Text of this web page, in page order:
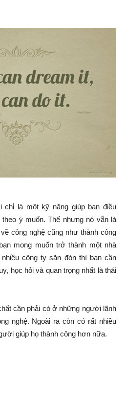
chỉ là một kỹ năng giúp bạn điều
ý muốn. Thế nhưng nó vẫn là
công nghệ cũng như thành công
mong muốn trở thành một nhà
công ty săn đón thì bạn cần
học hỏi và quan trọng nhất là thái
cần phải có ở những người lãnh
nghệ. Ngoài ra còn có rất nhiều
giúp họ thành công hơn nữa.